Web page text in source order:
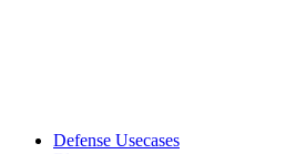
Defense Usecases